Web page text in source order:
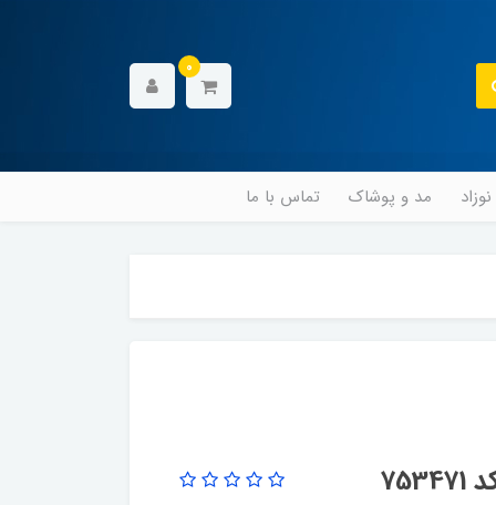
0
مد و پوشاک تماس با ما